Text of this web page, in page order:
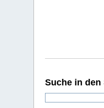
Suche in